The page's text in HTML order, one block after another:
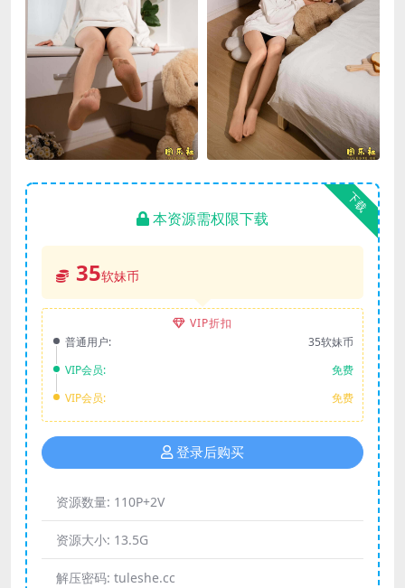
下载
本资源需权限下载
35软妹币
VIP折扣
普通用户:
35软妹币
VIP会员:
免费
VIP会员:
免费
登录后购买
资源数量: 110P+2V
资源大小: 13.5G
解压密码: tuleshe.cc